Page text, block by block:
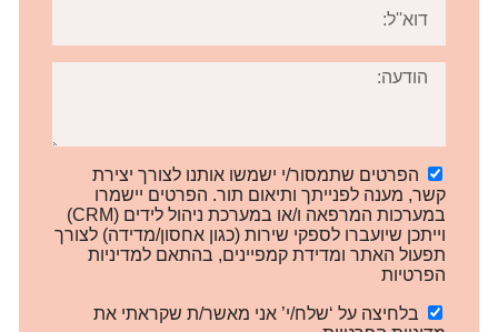
הפרטים שתמסור/י ישמשו אותנו לצורך יצירת
קשר, מענה לפנייתך ותיאום תור. הפרטים יישמרו
במערכות המרפאה ו/או במערכת ניהול לידים (CRM)
וייתכן שיועברו לספקי שירות (כגון אחסון/מדידה) לצורך
תפעול האתר ומדידת קמפיינים, בהתאם למדיניות
הפרטיות
בלחיצה על ‘שלח/י’ אני מאשר/ת שקראתי את